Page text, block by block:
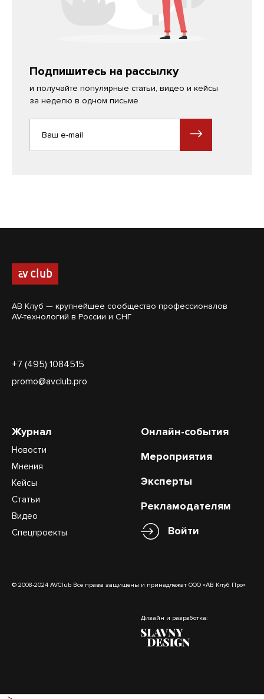
Подпишитесь на рассылку
и получайте популярные статьи, видео и кейсы
за неделю в одном письме
АВ Клуб — крупнейшее сообщество профессионалов
AV-технологий в России и СНГ
+7 (495) 1084515
promo@avclub.pro
Журнал
Новости
Мнения
Кейсы
Статьи
Видео
Спецпроекты
Онлайн-события
Мероприятия
Эксперты
Рекламодателям
Войти
© 2008-2024 AVClub Все права защищены и принадлежат ООО «АВ Клуб Про»
Дизайн и разработка: